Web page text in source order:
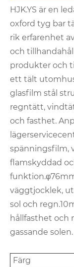
HJK.YS är en
oxford tyg bar
rik erfarenhet
och
produkter och
ett tält
glasfilm stål
regntätt,
och fasthet.
spänningsfilm,
flamskyddad
väggtjocklek,
sol och
hållfasthet och
gassande solen.
Färg